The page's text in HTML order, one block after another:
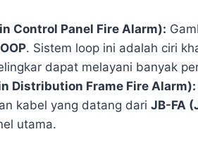
Control Panel Fire Alarm):
. Sistem loop ini adalah ciri
dapat melayani banyak
Distribution Frame Fire Alarm):
kabel yang datang dari JB-FA
utama.